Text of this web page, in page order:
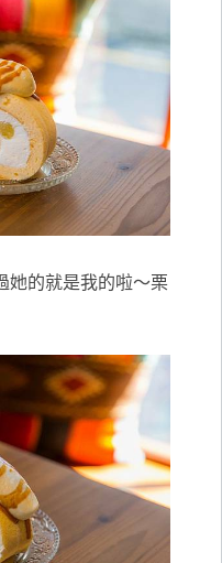
她的就是我的啦～栗